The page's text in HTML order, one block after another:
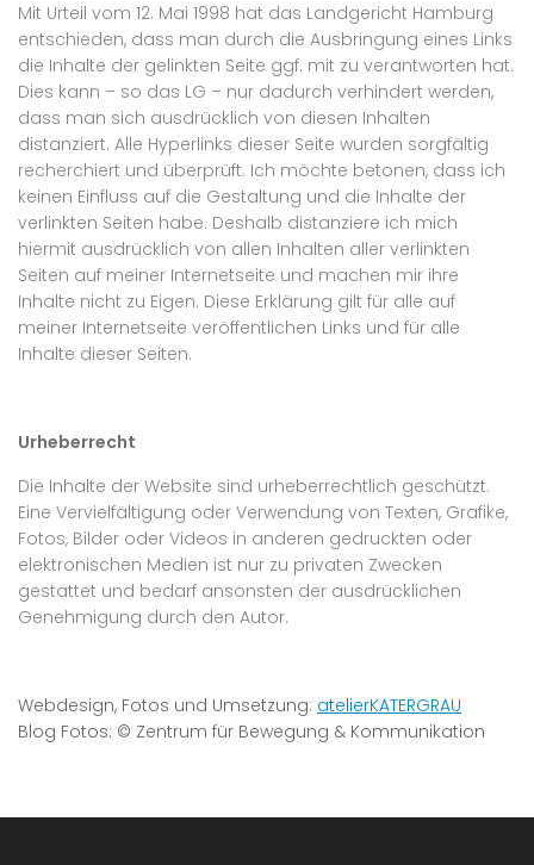
Mit Urteil vom 12. Mai 1998 hat das Landgericht Hamburg
entschieden, dass man durch die Ausbringung eines Links
die Inhalte der gelinkten Seite ggf. mit zu verantworten hat.
Dies kann – so das LG – nur dadurch verhindert werden,
dass man sich ausdrücklich von diesen Inhalten
distanziert. Alle Hyperlinks dieser Seite wurden sorgfältig
recherchiert und überprüft. Ich möchte betonen, dass ich
keinen Einfluss auf die Gestaltung und die Inhalte der
verlinkten Seiten habe. Deshalb distanziere ich mich
hiermit ausdrücklich von allen Inhalten aller verlinkten
Seiten auf meiner Internetseite und machen mir ihre
Inhalte nicht zu Eigen. Diese Erklärung gilt für alle auf
meiner Internetseite veröffentlichen Links und für alle
Inhalte dieser Seiten.
Urheberrecht
Die Inhalte der Website sind urheberrechtlich geschützt.
Eine Vervielfältigung oder Verwendung von Texten, Grafike,
Fotos, Bilder oder Videos in anderen gedruckten oder
elektronischen Medien ist nur zu privaten Zwecken
gestattet und bedarf ansonsten der ausdrücklichen
Genehmigung durch den Autor.
Webdesign, Fotos und Umsetzung: atelierKATERGRAU
Blog Fotos: © Zentrum für Bewegung & Kommunikation